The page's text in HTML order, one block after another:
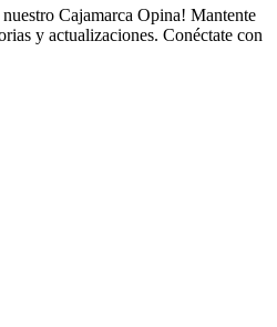
Cajamarca Opina! Mantente
y actualizaciones. Conéctate con